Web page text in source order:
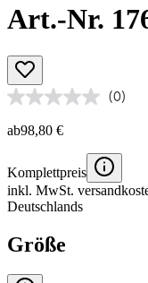
Art.-Nr.
(0)
ab98,80 €
Komplettpreis
inkl. MwSt.
Deutschlands
Größe